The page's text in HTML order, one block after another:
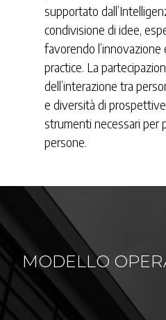
supportato
condivisione di idee,
favorendo
practice. La
dell’interazione tra
e diversità di
strumenti necessari per
persone.
MODELLO